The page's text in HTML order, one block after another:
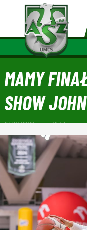
MAMY
SHOW
24/01/2025 19:13